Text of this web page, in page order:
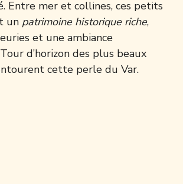
Entre mer et collines, ces petits
un patrimoine historique riche,
et une ambiance
d’horizon des plus beaux
cette perle du Var.